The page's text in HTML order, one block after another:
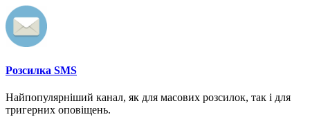
Розсилка SMS
Найпопулярніший канал, як для масових розсилок, так і для
тригерних оповіщень.